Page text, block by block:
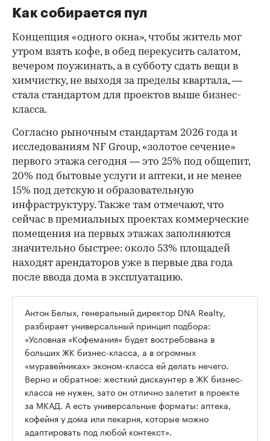
Как собирается пул
Концепция «одного окна», чтобы житель мог
утром взять кофе, в обед перекусить салатом,
вечером поужинать, а в субботу сдать вещи в
химчистку, не выходя за пределы квартала, —
стала стандартом для проектов выше бизнес-
класса.
Согласно рыночным стандартам 2026 года и
исследованиям NF Group, «золотое сечение»
первого этажа сегодня — это 25% под общепит,
20% под бытовые услуги и аптеки, и не менее
15% под детскую и образовательную
инфраструктуру. Также там отмечают, что
сейчас в премиальных проектах коммерческие
помещения на первых этажах заполняются
значительно быстрее: около 53% площадей
находят арендаторов уже в первые два года
после ввода дома в эксплуатацию.
Антон Белых, генеральный директор DNA Realty,
разбирает универсальный принцип подбора:
«Условная «Кофемания» будет востребована в
больших ЖК бизнес-класса, а в огромных
«муравейниках» эконом-класса ей делать нечего.
Верно и обратное: жесткий дискаунтер в ЖК бизнес-
класса не нужен, зато он отлично залетит в проекте
за МКАД. А есть универсальные форматы: аптека,
кофейня у дома или пекарня, которые можно
адаптировать под любой контекст».